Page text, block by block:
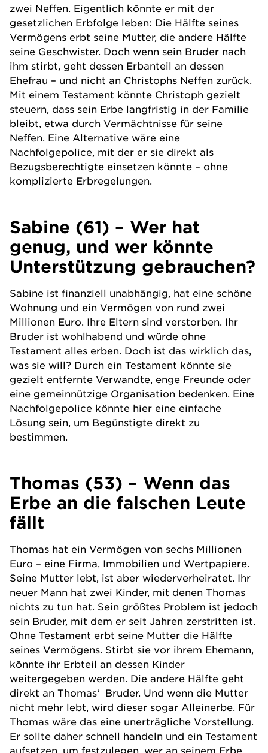
zwei Neffen. Eigentlich könnte er mit der
gesetzlichen Erbfolge leben: Die Hälfte seines
Vermögens erbt seine Mutter, die andere Hälfte
seine Geschwister. Doch wenn sein Bruder nach
ihm stirbt, geht dessen Erbanteil an dessen
Ehefrau – und nicht an Christophs Neffen zurück.
Mit einem Testament könnte Christoph gezielt
steuern, dass sein Erbe langfristig in der Familie
bleibt, etwa durch Vermächtnisse für seine
Neffen. Eine Alternative wäre eine
Nachfolgepolice, mit der er sie direkt als
Bezugsberechtigte einsetzen könnte – ohne
komplizierte Erbregelungen.
Sabine (61) – Wer hat
genug, und wer könnte
Unterstützung gebrauchen?
Sabine ist finanziell unabhängig, hat eine schöne
Wohnung und ein Vermögen von rund zwei
Millionen Euro. Ihre Eltern sind verstorben. Ihr
Bruder ist wohlhabend und würde ohne
Testament alles erben. Doch ist das wirklich das,
was sie will? Durch ein Testament könnte sie
gezielt entfernte Verwandte, enge Freunde oder
eine gemeinnützige Organisation bedenken. Eine
Nachfolgepolice könnte hier eine einfache
Lösung sein, um Begünstigte direkt zu
bestimmen.
Thomas (53) – Wenn das
Erbe an die falschen Leute
fällt
Thomas hat ein Vermögen von sechs Millionen
Euro – eine Firma, Immobilien und Wertpapiere.
Seine Mutter lebt, ist aber wiederverheiratet. Ihr
neuer Mann hat zwei Kinder, mit denen Thomas
nichts zu tun hat. Sein größtes Problem ist jedoch
sein Bruder, mit dem er seit Jahren zerstritten ist.
Ohne Testament erbt seine Mutter die Hälfte
seines Vermögens. Stirbt sie vor ihrem Ehemann,
könnte ihr Erbteil an dessen Kinder
weitergegeben werden. Die andere Hälfte geht
direkt an Thomas‘ Bruder. Und wenn die Mutter
nicht mehr lebt, wird dieser sogar Alleinerbe. Für
Thomas wäre das eine unerträgliche Vorstellung.
Er sollte daher schnell handeln und ein Testament
aufsetzen, um festzulegen, wer an seinem Erbe